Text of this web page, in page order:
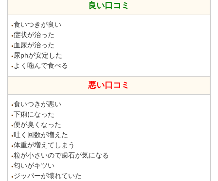
良い口コミ
●食いつきが良い
●症状が治った
● 血尿が治った
● 尿phが安定した
● よく噛んで食べる
悪い口コミ
●食いつきが悪い
●下痢になった
●便が臭くなった
●吐く回数が増えた
●体重が増えてしまう
●粒が小さいので歯石が気になる
●匂いがキツい
● ジッパーが壊れていた